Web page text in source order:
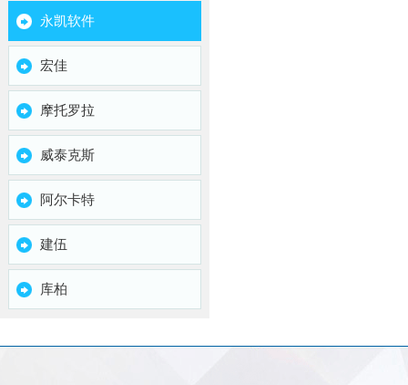
永凯软件
宏佳
摩托罗拉
威泰克斯
阿尔卡特
建伍
库柏